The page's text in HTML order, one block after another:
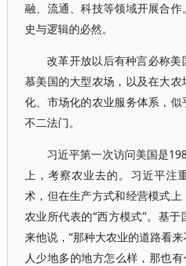
融、流通、科技等领域开展合
史与逻辑的必然。
改革开放以后有种言必称美
慕美国的大型农场，以及在大
化、市场化的农业服务体系，
不二法门。
习近平第一次访问美国是
上，考察农业去的。习近平注
术，但在生产方式和经营模式
农业所代表的“西方模式”。基
来他说，“那种大农业的道路看
人少地多的地方怎么样，那也有